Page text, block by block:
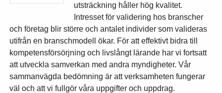
utsträckning håller hög kvalitet.
Intresset för validering hos branscher
och företag blir större och antalet individer som valideras
utifrån en branschmodell ökar. För att effektivt bidra till
kompetensförsörjning och livslångt lärande har vi fortsatt
att utveckla samverkan med andra myndigheter. Vår
sammanvägda bedömning är att verksamheten fungerar
väl och att vi fullgör våra uppgifter och uppdrag.